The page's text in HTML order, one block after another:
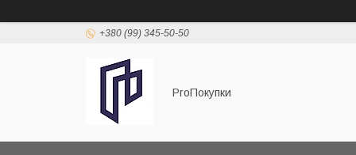
+380 (99) 345-50-50
ProПокупки